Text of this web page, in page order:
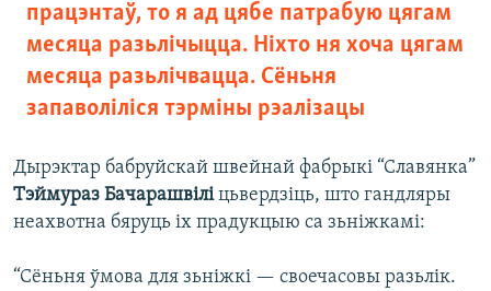
працэнтаў, то я ад цябе патрабую цягам
месяца разьлічыцца. Ніхто ня хоча цягам
месяца разьлічвацца. Сёньня
запаволіліся тэрміны рэалізацы
Дырэктар бабруйскай швейнай фабрыкі “Славянка”
Тэймураз Бачарашвіліцьвердзіць, што гандляры
неахвотна бяруць іх прадукцыю са зьніжкамі:
“Сёньня ўмова для зьніжкі — своечасовы разьлік.